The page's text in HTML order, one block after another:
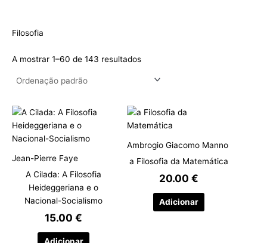
Filosofia
A mostrar 1–60 de 143 resultados
Jean-Pierre Faye
A Cilada: A Filosofia
Heideggeriana e o
Nacional-Socialismo
15.00€
Adicionar
Ambrogio Giacomo Manno
a Filosofia da Matemática
20.00€
Adicionar